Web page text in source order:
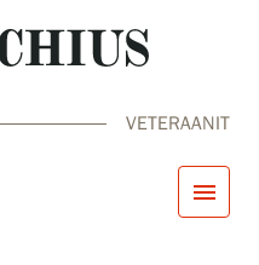
VETERAANIT
menu